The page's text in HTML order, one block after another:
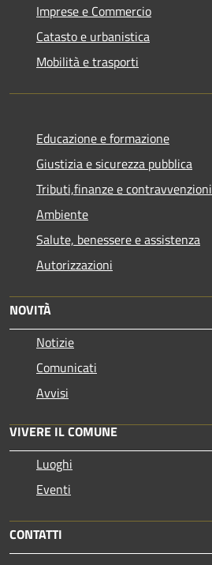
Imprese e Commercio
Catasto e urbanistica
Mobilità e trasporti
Educazione e formazione
Giustizia e sicurezza pubblica
Tributi,finanze e contravvenzioni
Ambiente
Salute, benessere e assistenza
Autorizzazioni
NOVITÀ
Notizie
Comunicati
Avvisi
VIVERE IL COMUNE
Luoghi
Eventi
CONTATTI